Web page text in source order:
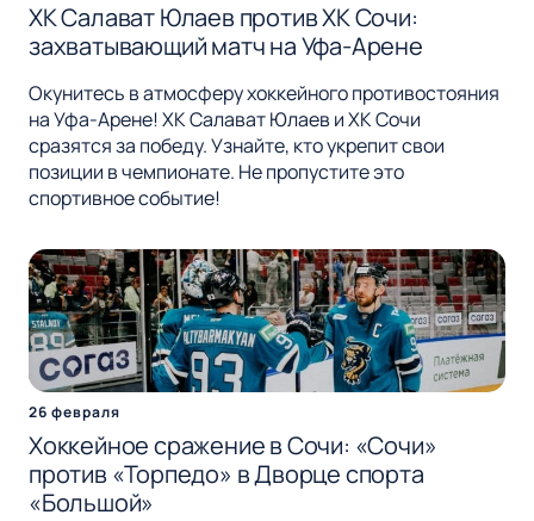
ХК Салават Юлаев против ХК Сочи:
захватывающий матч на Уфа-Арене
Окунитесь в атмосферу хоккейного противостояния
на Уфа-Арене! ХК Салават Юлаев и ХК Сочи
сразятся за победу. Узнайте, кто укрепит свои
позиции в чемпионате. Не пропустите это
спортивное событие!
26 февраля
Хоккейное сражение в Сочи: «Сочи»
против «Торпедо» в Дворце спорта
«Большой»